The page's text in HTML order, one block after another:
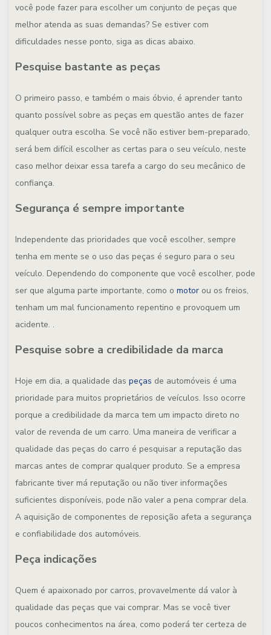
você pode fazer para escolher um conjunto de peças que
melhor atenda as suas demandas? Se estiver com
dificuldades nesse ponto, siga as dicas abaixo.
Pesquise bastante as peças
O primeiro passo, e também o mais óbvio, é aprender tanto
quanto possível sobre as peças em questão antes de fazer
qualquer outra escolha. Se você não estiver bem-preparado,
será bem difícil escolher as certas para o seu veículo, neste
caso melhor deixar essa tarefa a cargo do seu mecânico de
confiança.
Segurança é sempre importante
Independente das prioridades que você escolher, sempre
tenha em mente se o uso das peças é seguro para o seu
veículo. Dependendo do componente que você escolher, pode
ser que alguma parte importante, como o motor ou os freios,
tenham um mal funcionamento repentino e provoquem um
acidente. .
Pesquise sobre a credibilidade da marca
Hoje em dia, a qualidade das peças de automóveis é uma
prioridade para muitos proprietários de veículos. Isso ocorre
porque a credibilidade da marca tem um impacto direto no
valor de revenda de um carro. Uma maneira de verificar a
qualidade das peças do carro é pesquisar a reputação das
marcas antes de comprar qualquer produto. Se a empresa
fabricante tiver má reputação ou não tiver informações
suficientes disponíveis, pode não valer a pena comprar dela.
A aquisição de componentes de reposição afeta a segurança
e confiabilidade dos automóveis.
Peça indicações
Quem é apaixonado por carros, provavelmente dá valor à
qualidade das peças que vai comprar. Mas se você tiver
poucos conhecimentos na área, como poderá ter certeza de